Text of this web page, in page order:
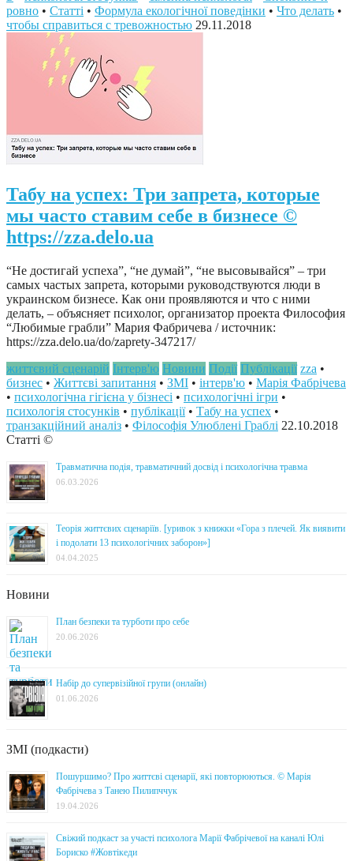
ровно • Статті • Формула екологічної поведінки • Что делать •
чтобы справиться с тревожностью 29.11.2018
Табу на успех: Три запрета, которые
мы часто ставим себе в бизнесе ©
https://zza.delo.ua
“Не достигай успеха”, “не думай”, “не высовывайся” – три
самых частых запрета, которыми руководствуются люди в
украинском бизнесе. Как они проявляются и что с ними
делать, – объясняет психолог, организатор проекта Философия
“Любимые грабли” Мария Фабричева / источник:
https://zza.delo.ua/do/zaprety-347217/
життєвий сценарій Інтерв'ю Новини Події Публікації zza •
бизнес • Життєві запитання • ЗМІ • інтерв'ю • Марія Фабрічева
• психологічна гігієна у бізнесі • психологічні ігри •
психологія стосунків • публікації• Табу на успех •
транзакційний аналіз • Філософія Улюблені Граблі 22.10.2018
Статті ©
Травматична подія, травматичний досвід і психологічна травма
06.03.2026
Теорія життєвих сценаріїв. [уривок з книжки «Гора з плечей. Як виявити
і подолати 13 психологічних заборон»]
04.04.2025
Новини
План безпеки та турботи про себе
20.06.2026
Набір до супервізійної групи (онлайн)
01.06.2026
ЗМІ (подкасти)
Пошуршимо? Про життєві сценарії, які повторюються. © Марія
Фабрічева з Танею Пилипччук
19.04.2026
Свіжий подкаст за участі психолога Марії Фабрічевої на каналі Юлі
Бориско #Жовтікеди